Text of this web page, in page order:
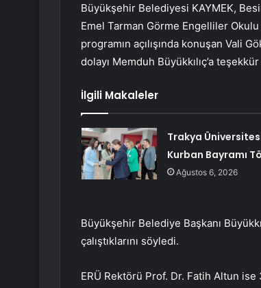
Büyükşehir Belediyesi KAYMEK,
Emel Tarman Görme Engelliler
programın açılışında konuşan Vali
dolayı Memduh Büyükkılıç’a
İlgili Makaleler
Trakya
Kurban Bayramı
Ağustos 6, 2026
Büyükşehir Belediye Başkanı
çalıştıklarını söyledi.
ERÜ Rektörü Prof. Dr. Fatih Altun